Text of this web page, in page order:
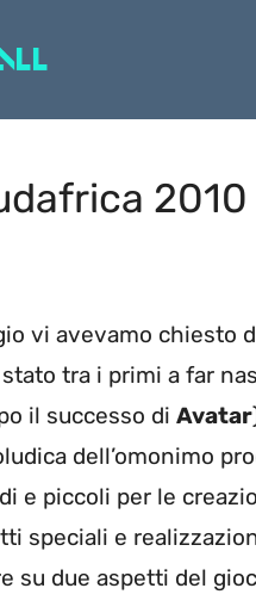
vi avevamo chiesto
tra i primi a far
il successo di Avatar
dell’omonimo
e piccoli per le
speciali e
su due aspetti del